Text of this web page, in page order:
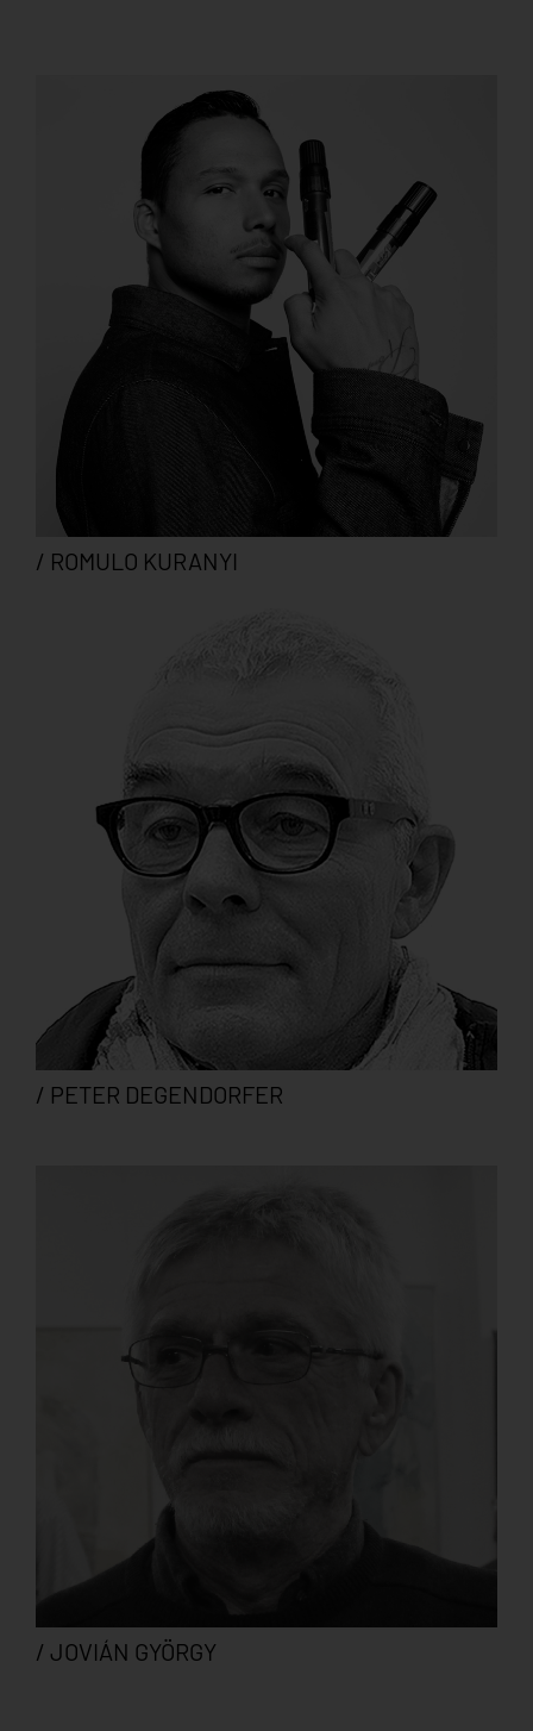
/ ROMULO KURANYI
/ PETER DEGENDORFER
/ JOVIÁN GYÖRGY